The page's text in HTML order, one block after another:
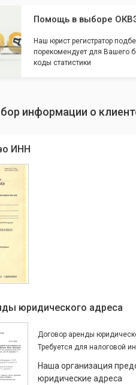
Помощь в выборе
Наш юрист регистратор
порекомендует для Вашего
коды статистики
информации о
ИНН
юридического адреса
Договор аренды
Требуется для налоговой
Наша организация
юридические адреса